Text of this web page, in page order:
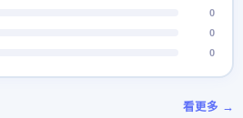
0
0
0
看更多 →